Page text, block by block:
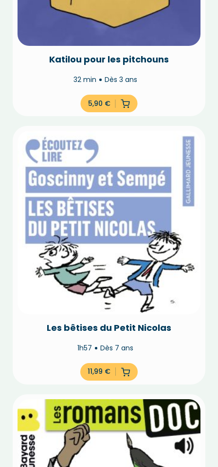
Katilou pour les pitchouns
32 min Dès 3 ans
5,90 €
Les bêtises du Petit Nicolas
1h57 Dès 7 ans
11,99 €